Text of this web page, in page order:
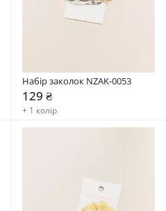
Набір заколок NZAK-0053
129 ₴
+ 1 колір